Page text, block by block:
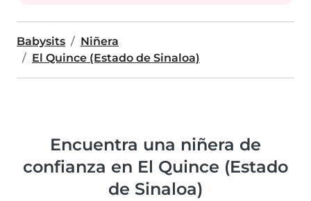
Babysits
Niñera
El Quince (Estado de Sinaloa)
Encuentra una niñera de
confianza en El Quince (Estado
de Sinaloa)